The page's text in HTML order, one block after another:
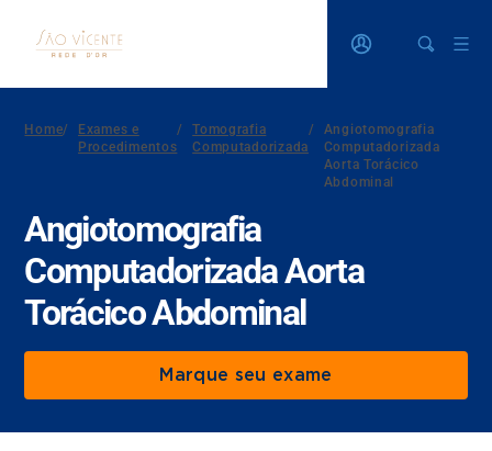
Home/
Exames e
Procedimentos
/
Tomografia
Computadorizada
/
Angiotomografia
Computadorizada
Aorta Torácico
Abdominal
Angiotomografia
Computadorizada Aorta
Torácico Abdominal
Marque seu exame